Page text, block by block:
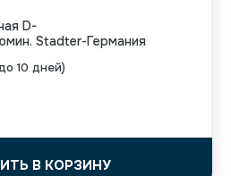
10 дней)
D-
Stadter-Германия
В КОРЗИНУ